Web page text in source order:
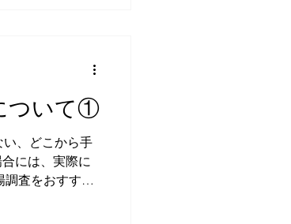
ついて①
い、どこから手
には、実際に
調査をおすすめ